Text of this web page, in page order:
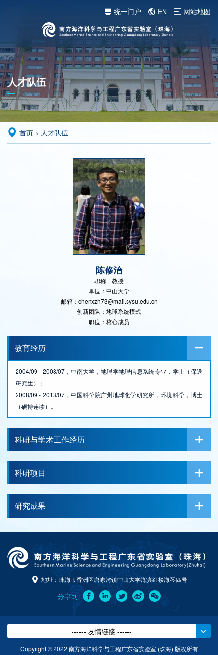
统一门户 EN 网站地图
人才队伍
首页 > 人才队伍
陈修治
职称：教授
单位：中山大学
邮箱：chenxzh73@mail.sysu.edu.cn
创新团队：地球系统模式
职位：核心成员
教育经历
2004/09 - 2008/07，中南大学，地理学地理信息系统专业，学士（保送
研究生）；
2008/09 - 2013/07，中国科学院广州地球化学研究所，环境科学，博士
（硕博连读）。
科研与学术工作经历
科研项目
研究成果
地址：珠海市香洲区唐家湾镇中山大学海滨红楼海琴四号
分享到
------ 友情链接 ------
Copyright © 2022 南方海洋科学与工程广东省实验室 (珠海) 版权所有